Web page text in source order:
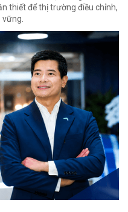
thiết để thị trường điều chỉnh,
vững.